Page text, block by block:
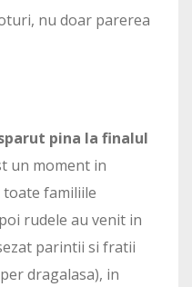
nu doar parerea
pina la finalul
un moment in
toate familiile
rudele au venit in
parintii si fratii
dragalasa), in